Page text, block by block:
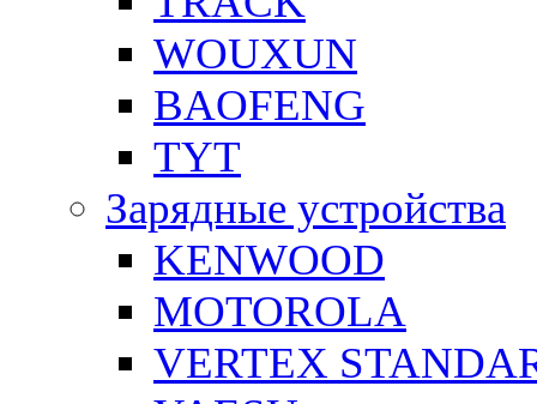
WOUXUN
BAOFENG
TYT
Зарядные устройства
KENWOOD
MOTOROLA
VERTEX